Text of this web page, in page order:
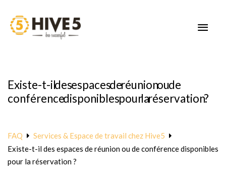
contenu
Existe-t-il des espaces de réunion ou de
conférence disponibles pour la réservation ?
FAQ
Services & Espace de travail chez Hive5
Existe-t-il des espaces de réunion ou de conférence disponibles
pour la réservation ?